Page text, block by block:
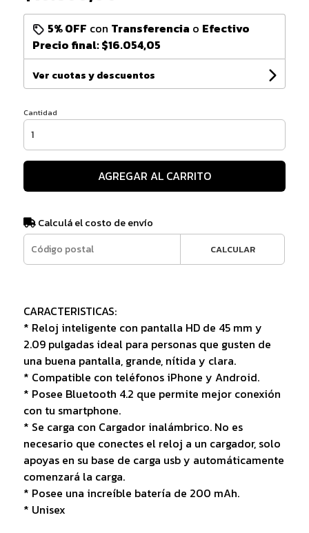
5% OFF con Transferencia o Efectivo
Precio final:$16.054,05
Ver cuotas y descuentos
Cantidad
AGREGAR AL CARRITO
Calculá el costo de envío
CALCULAR
CARACTERISTICAS:
* Reloj inteligente con pantalla HD de 45 mm y
2.09 pulgadas ideal para personas que gusten de
una buena pantalla, grande, nítida y clara.
* Compatible con teléfonos iPhone y Android.
* Posee Bluetooth 4.2 que permite mejor conexión
con tu smartphone.
* Se carga con Cargador inalámbrico. No es
necesario que conectes el reloj a un cargador, solo
apoyas en su base de carga usb y automáticamente
comenzará la carga.
* Posee una increíble batería de 200 mAh.
* Unisex